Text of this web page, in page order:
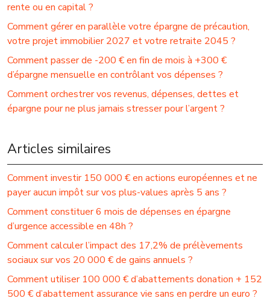
rente ou en capital ?
Comment gérer en parallèle votre épargne de précaution,
votre projet immobilier 2027 et votre retraite 2045 ?
Comment passer de -200 € en fin de mois à +300 €
d’épargne mensuelle en contrôlant vos dépenses ?
Comment orchestrer vos revenus, dépenses, dettes et
épargne pour ne plus jamais stresser pour l’argent ?
Articles similaires
Comment investir 150 000 € en actions européennes et ne
payer aucun impôt sur vos plus-values après 5 ans ?
Comment constituer 6 mois de dépenses en épargne
d’urgence accessible en 48h ?
Comment calculer l’impact des 17,2% de prélèvements
sociaux sur vos 20 000 € de gains annuels ?
Comment utiliser 100 000 € d’abattements donation + 152
500 € d’abattement assurance vie sans en perdre un euro ?